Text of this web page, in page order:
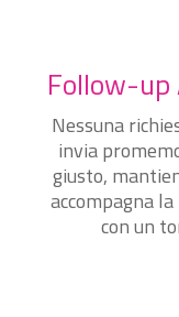
Follow-
Nessuna
invia
giusto,
accompagna
con un